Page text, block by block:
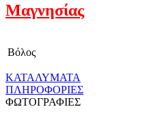
Μαγνησίας
Βόλος
ΚΑΤΑΛΥΜΑΤΑ
ΠΛΗΡΟΦΟΡΙΕΣ
ΦΩΤΟΓΡΑΦΙΕΣ